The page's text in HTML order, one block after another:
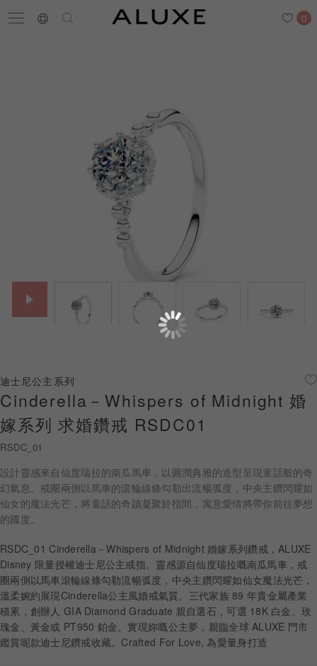
0
門市一覽
結婚戒指
黃金金飾
關於ALUXE
最新消息
婚禮護照
線上購物
LANGUAGE
迪士尼公主系列
Cinderella－Whispers of Midnight 婚
嫁系列 求婚鑽戒 RSDC01
RSDC_01
設計靈感來自仙度瑞拉的南瓜馬車，以圓潤典雅的造型呈現童話般的奇
幻氣息。戒圈兩側以馬車的滾輪線條勾勒出流暢弧度，中央主鑽閃耀如
仙女的魔法光芒，將童話的奇蹟凝聚於指間，寓意愛情將帶你前往夢想
的國度。
RSDC_01 Cinderella－Whispers of Midnight 婚嫁系列鑽戒，ALUXE
Disney 限量授權迪士尼公主戒指。靈感源自仙度瑞拉嘅南瓜馬車，戒
圈兩側以馬車滾輪線條勾勒流暢弧度，中央主鑽閃耀如仙女魔法光芒，
溫柔婉約展現Cinderella公主風婚戒氣質。三代家族 89 年貴金屬產業
積累，創辦人 GIA Diamond Graduate 親自選石，可選 18K 白金、玫
瑰金、黃金或 PT950 鉑金。實現妳嘅公主夢，親臨全球 ALUXE 門市
鑑賞呢款迪士尼鑽戒收藏。Crafted For Love, 為愛量身打造